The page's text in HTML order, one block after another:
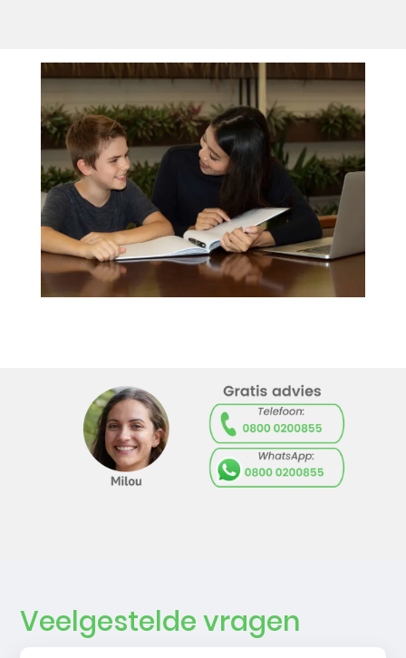
Veelgestelde vragen